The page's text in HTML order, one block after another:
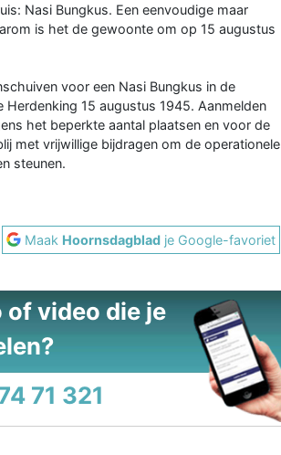
Nasi Bungkus. Een eenvoudige maar
is het de gewoonte om op 15 augustus
voor een Nasi Bungkus in de
15 augustus 1945. Aanmelden
het beperkte aantal plaatsen en voor de
met vrijwillige bijdragen om de operationele
steunen.
Maak Hoornsdagblad je Google-favoriet
of video die je
71 321